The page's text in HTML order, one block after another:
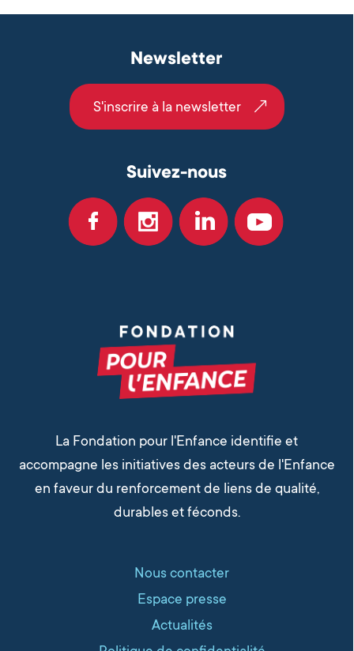
Newsletter
S'inscrire à la newsletter
Suivez-nous
La Fondation pour l'Enfance identifie et
accompagne les initiatives des acteurs de l'Enfance
en faveur du renforcement de liens de qualité,
durables et féconds.
Nous contacter
Espace presse
Actualités